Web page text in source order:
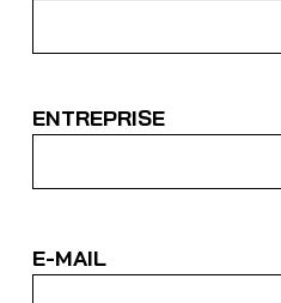
ENTREPRISE
E-MAIL